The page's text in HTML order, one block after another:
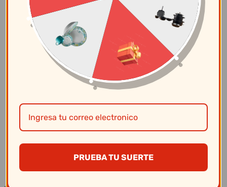
PRUEBA TU SUERTE